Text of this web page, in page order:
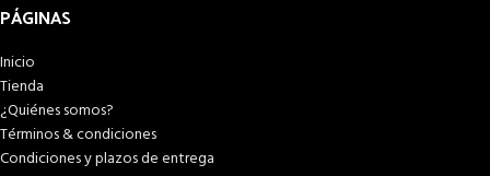
PÁGINAS
Inicio
Tienda
¿Quiénes somos?
Términos & condiciones
Condiciones y plazos de entrega